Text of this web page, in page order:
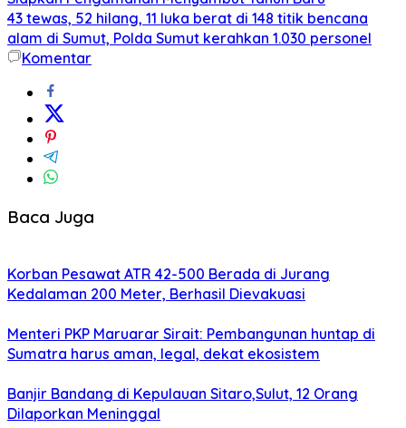
43 tewas, 52 hilang, 11 luka berat di 148 titik bencana
alam di Sumut, Polda Sumut kerahkan 1.030 personel
Komentar
Baca Juga
Korban Pesawat ATR 42-500 Berada di Jurang
Kedalaman 200 Meter, Berhasil Dievakuasi
Menteri PKP Maruarar Sirait: Pembangunan huntap di
Sumatra harus aman, legal, dekat ekosistem
Banjir Bandang di Kepulauan Sitaro,Sulut, 12 Orang
Dilaporkan Meninggal